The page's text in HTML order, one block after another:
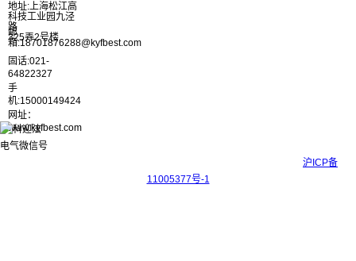
地址:上海松江高
科技工业园九泾
路
325弄2号楼
邮
箱:18701876288@kyfbest.com
固话:021-
64822327
手
机:15000149424
网址：
www.kyfbest.com
沪ICP备
11005377号-1